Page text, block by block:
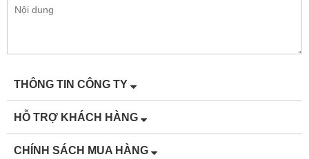
– cực kỳ hữu ích khi chiên rán nhiều dầu mỡ hoặc nấu nướng
lo mùi ám lại trên quần áo hay đồ nội thất trong nhà.
THÔNG TIN CÔNG TY
HỖ TRỢ KHÁCH HÀNG
CHÍNH SÁCH MUA HÀNG